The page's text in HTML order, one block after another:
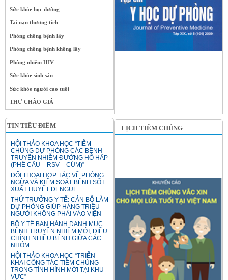
Sức khỏe học đường
Tai nạn thương tích
Phòng chống bệnh lây
Phòng chống bệnh không lây
Phòng nhiễm HIV
Sức khỏe sinh sản
Sức khỏe người cao tuổi
THƯ CHÀO GIÁ
TIN TIÊU ĐIỂM
HỘI THẢO KHOA HỌC “TIÊM
CHỦNG DỰ PHÒNG CÁC BỆNH
TRUYỀN NHIỄM ĐƯỜNG HÔ HẤP
(PHẾ CẦU – RSV – CÚM)”
ĐỐI THOẠI HỢP TÁC VỀ PHÒNG
NGỪA VÀ KIỂM SOÁT BỆNH SỐT
XUẤT HUYẾT DENGUE
THỨ TRƯỞNG Y TẾ: CÁN BỘ LÀM
DỰ PHÒNG GIÚP HÀNG TRIỆU
NGƯỜI KHÔNG PHẢI VÀO VIỆN
BỘ Y TẾ BAN HÀNH DANH MỤC
BỆNH TRUYỀN NHIỄM MỚI, ĐIỀU
CHỈNH NHIỀU BỆNH GIỮA CÁC
NHÓM
HỘI THẢO KHOA HỌC “TRIỂN
KHAI CÔNG TÁC TIÊM CHỦNG
TRONG TÌNH HÌNH MỚI TẠI KHU
VỰC”
LỊCH TIÊM CHỦNG